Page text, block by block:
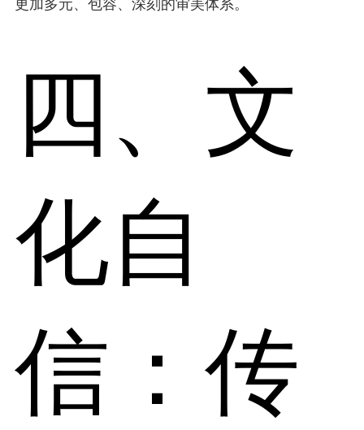
更加多元、包容、深刻的审美体系。
四、文
化自
信：传